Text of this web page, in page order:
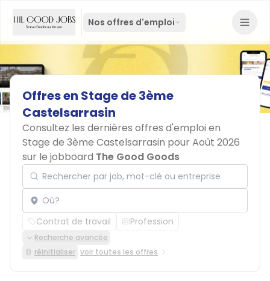
Nos offres d'emploi
Offresen Stagede3ème
Castelsarrasin
Consultez les dernières offres d'emploi en
Stage de 3ème Castelsarrasin pour Août 2026
sur le jobboard The Good Goods
Rechercher par job, mot-clé ou entreprise
Localisation
Contrat de travail Profession
Recherche avancée
réinitialiser voir toutes les offres